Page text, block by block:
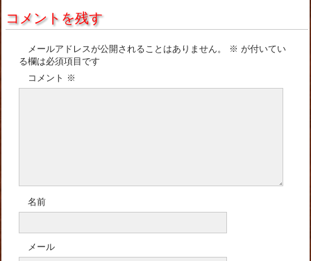
コメントを残す
メールアドレスが公開されることはありません。 ※ が付いてい
る欄は必須項目です
コメント ※
名前
メール